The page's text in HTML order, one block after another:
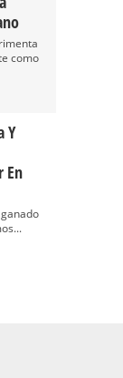
como
Y
En